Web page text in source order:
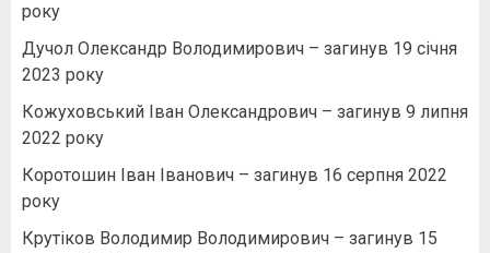
року
Дучол Олександр Володимирович – загинув 19 січня
2023 року
Кожуховський Іван Олександрович – загинув 9 липня
2022 року
Коротошин Іван Іванович – загинув 16 серпня 2022
року
Крутіков Володимир Володимирович – загинув 15